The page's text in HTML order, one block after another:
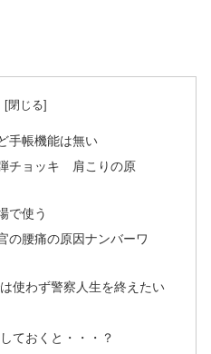
手帳機能は無い
チョッキ 肩こりの原
で使う
腰痛の原因ナンバーワ
使わず警察人生を終えたい
ておくと・・・？